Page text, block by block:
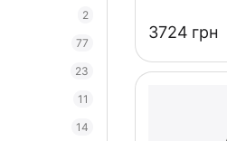
‍3724‍ грн
2
77
23
11
14